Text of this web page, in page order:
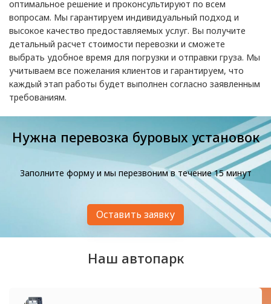
оптимальное решение и проконсультируют по всем
вопросам. Мы гарантируем индивидуальный подход и
высокое качество предоставляемых услуг. Вы получите
детальный расчет стоимости перевозки и сможете
выбрать удобное время для погрузки и отправки груза. Мы
учитываем все пожелания клиентов и гарантируем, что
каждый этап работы будет выполнен согласно заявленным
требованиям.
Нужна перевозка буровых установок
Заполните форму и мы перезвоним в течение 15 минут
Оставить заявку
Наш автопарк